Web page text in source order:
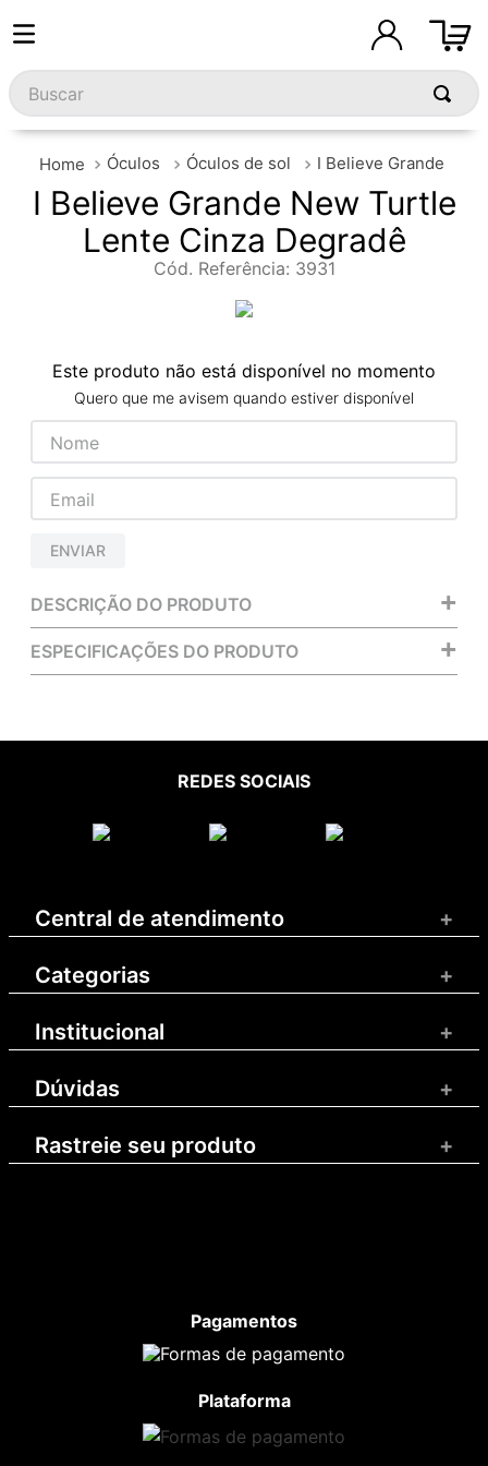
Óculos Óculos de sol I Believe Grande
I Believe Grande New Turtle
Lente Cinza Degradê
Cód. Referência: 3931
Este produto não está disponível no momento
Quero que me avisem quando estiver disponível
ENVIAR
DESCRIÇÃO DO PRODUTO +
ESPECIFICAÇÕES DO PRODUTO +
REDES SOCIAIS
Central de atendimento +
Categorias +
Institucional +
Dúvidas +
Rastreie seu produto +
Pagamentos
Plataforma